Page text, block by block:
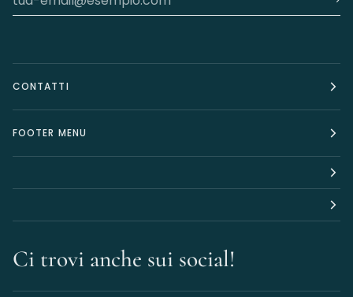
CONTATTI
FOOTER MENU
Ci trovi anche sui social!